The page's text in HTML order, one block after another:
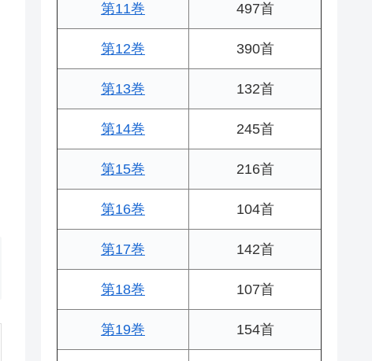
第11巻 497首
第12巻 390首
第13巻 132首
第14巻 245首
第15巻 216首
第16巻 104首
第17巻 142首
第18巻 107首
第19巻 154首